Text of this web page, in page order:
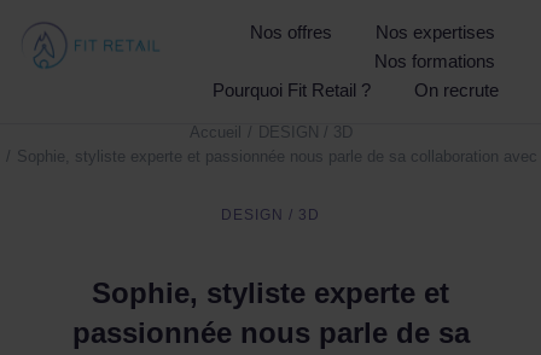
Nos offres
Nos expertises
Nos formations
Pourquoi Fit Retail ?
On recrute
Accueil
DESIGN / 3D
Sophie, styliste experte et passionnée nous parle de sa collaboration
DESIGN / 3D
Sophie, styliste experte et
passionnée nous parle de sa